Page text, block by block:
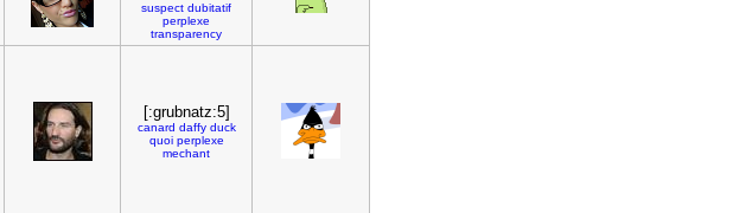
suspect dubitatif
perplexe
transparency
[:grubnatz:5]
canard daffy duck
quoi perplexe
mechant